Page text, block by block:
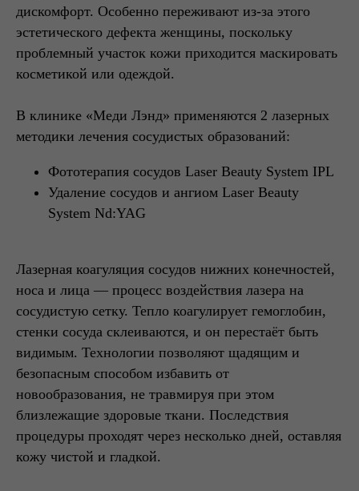
дискомфорт. Особенно переживают из-за этого
эстетического дефекта женщины, поскольку
проблемный участок кожи приходится маскировать
косметикой или одеждой.
В клинике «Меди Лэнд» применяются 2 лазерных
методики лечения сосудистых образований:
Фототерапия сосудов Laser Beauty System IPL
Удаление сосудов и ангиом Laser Beauty
System Nd:YAG
Лазерная коагуляция сосудов нижних конечностей,
носа и лица — процесс воздействия лазера на
сосудистую сетку. Тепло коагулирует гемоглобин,
стенки сосуда склеиваются, и он перестаёт быть
видимым. Технологии позволяют щадящим и
безопасным способом избавить от
новообразования, не травмируя при этом
близлежащие здоровые ткани. Последствия
процедуры проходят через несколько дней, оставляя
кожу чистой и гладкой.